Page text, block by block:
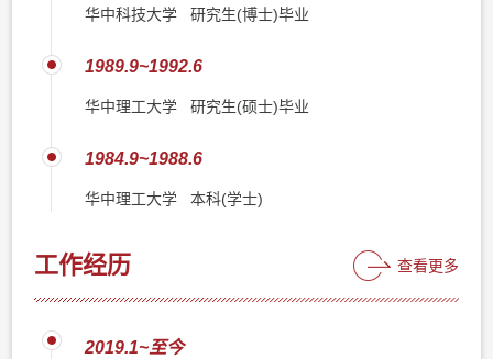
华中科技大学 研究生(博士)毕业
1989.9~1992.6
华中理工大学 研究生(硕士)毕业
1984.9~1988.6
华中理工大学 本科(学士)
工作经历 查看更多
2019.1~至今